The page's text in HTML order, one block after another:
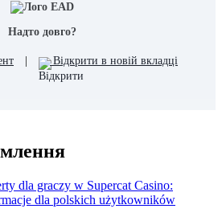
Надто довго?
| Відкрити в новій вкладці